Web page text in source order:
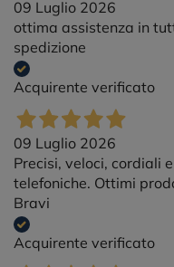
09 Luglio 2026
ottima assistenza in
spedizione
Acquirente verificato
09 Luglio 2026
Precisi, veloci, cordiali
telefoniche. Ottimi
Bravi
Acquirente verificato